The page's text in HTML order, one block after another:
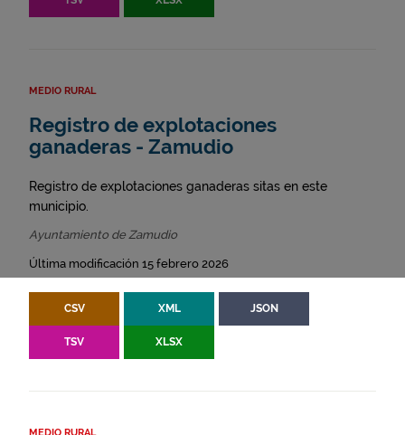
MEDIO RURAL
Registro de explotaciones
ganaderas - Zamudio
Registro de explotaciones ganaderas sitas en este
municipio.
Ayuntamiento de Zamudio
Última modificación 15 febrero 2026
CSV XML JSON
TSV XLSX